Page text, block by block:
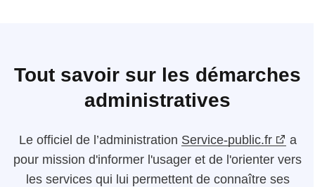
Tout savoir sur les démarches
administratives
Le officiel de l’administration Service-public.fr
a
pour mission d'informer l'usager et de l'orienter vers
les services qui lui permettent de connaître ses